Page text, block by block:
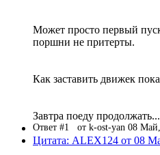
Может просто первый
поршни не притерты.
Как заставить движек
Завтра поеду
Ответ #1 от k-ost-yan 08
Цитата: ALEX124 от 08